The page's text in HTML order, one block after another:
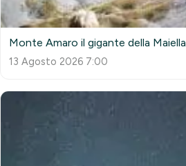
Monte Amaro il gigante della Maiella
13 Agosto 2026 7:00